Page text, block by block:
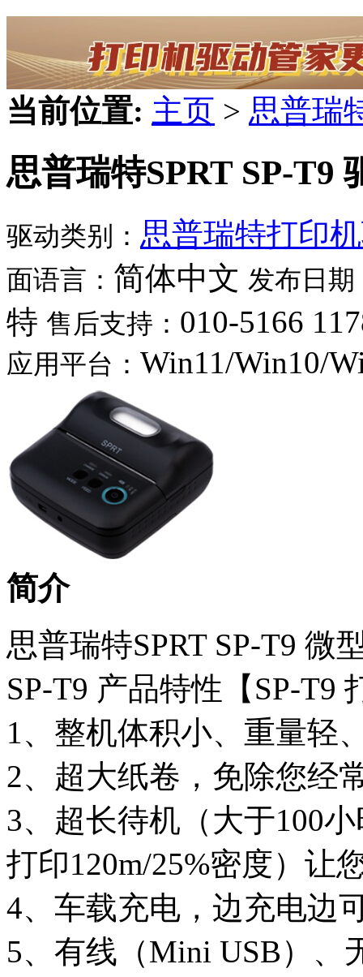
当前位置: 主页 > 思普瑞
思普瑞特SPRT SP-T9
驱动类别： 思普瑞特打印
面语言： 简体中文 发布日期
特 售后支持： 010-5166
应用平台： Win11/Win10/
简介
思普瑞特SPRT SP-T9 微
SP-T9 产品特性【SP-T9
1、整机体积小、重量轻
2、超大纸卷，免除您经
3、超长待机（大于100
打印120m/25%密度）让
4、车载充电，边充电边
5、有线（Mini USB）、